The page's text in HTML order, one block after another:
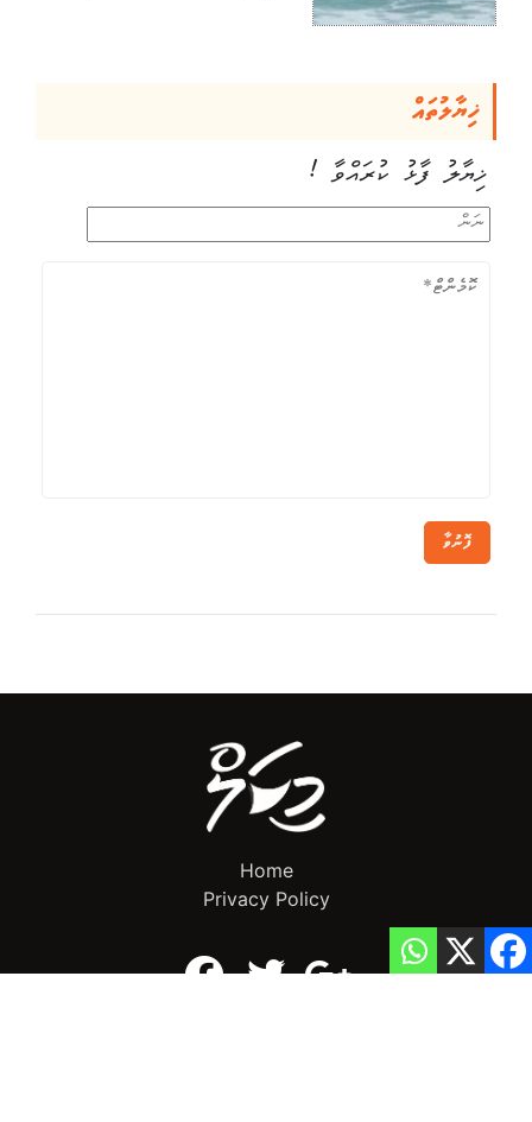
ޚިޔާލުތައް
ޚިޔާލު ފާޅު ކުރައްވާ !
ފޮނުވާ
Home
Privacy Policy